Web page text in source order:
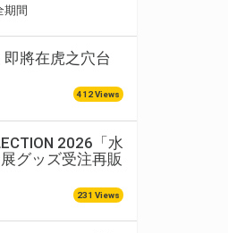
期間
將在虎之穴台
412 Views
2026「水
グッズ受注再販
231 Views